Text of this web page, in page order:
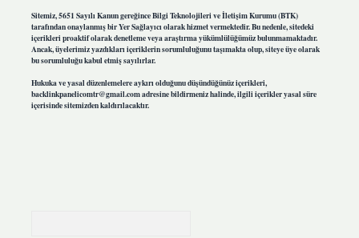
Sitemiz, 5651 Sayılı Kanun gereğince Bilgi Teknolojileri ve İletişim Kurumu (BTK)
tarafından onaylanmış bir Yer Sağlayıcı olarak hizmet vermektedir. Bu nedenle, sitedeki
içerikleri proaktif olarak denetleme veya araştırma yükümlülüğümüz bulunmamaktadır.
Ancak, üyelerimiz yazdıkları içeriklerin sorumluluğunu taşımakta olup, siteye üye olarak
bu sorumluluğu kabul etmiş sayılırlar.
Hukuka ve yasal düzenlemelere aykırı olduğunu düşündüğünüz içerikleri,
backlinkpanelicomtr@gmail.comadresine bildirmeniz halinde, ilgili içerikler yasal süre
içerisinde sitemizden kaldırılacaktır.